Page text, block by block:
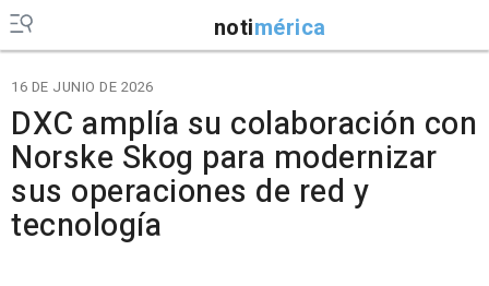
notimérica
16 DE JUNIO DE 2026
DXC amplía su colaboración con
Norske Skog para modernizar
sus operaciones de red y
tecnología